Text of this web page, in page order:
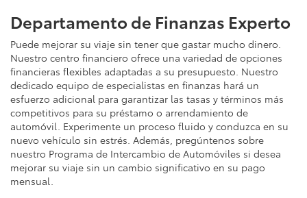
Departamento de Finanzas Experto
Puede mejorar su viaje sin tener que gastar mucho dinero.
Nuestro centro financiero ofrece una variedad de opciones
financieras flexibles adaptadas a su presupuesto. Nuestro
dedicado equipo de especialistas en finanzas hará un
esfuerzo adicional para garantizar las tasas y términos más
competitivos para su préstamo o arrendamiento de
automóvil. Experimente un proceso fluido y conduzca en su
nuevo vehículo sin estrés. Además, pregúntenos sobre
nuestro Programa de Intercambio de Automóviles si desea
mejorar su viaje sin un cambio significativo en su pago
mensual.